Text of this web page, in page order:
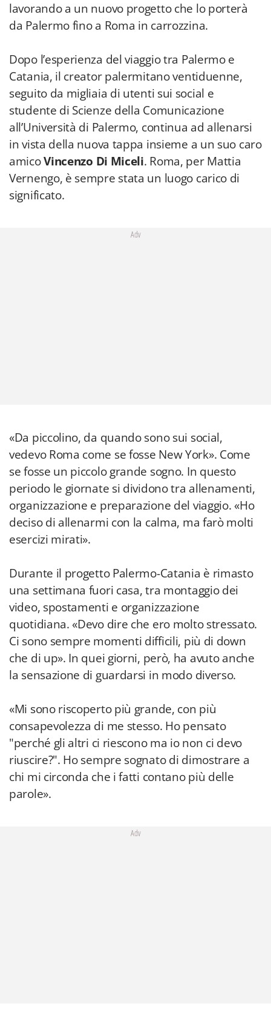
lavorando a un nuovo progetto che lo porterà
da Palermo fino a Roma in carrozzina.
Dopo l’esperienza del viaggio tra Palermo e
Catania, il creator palermitano ventiduenne,
seguito da migliaia di utenti sui social e
studente di Scienze della Comunicazione
all’Università di Palermo, continua ad allenarsi
in vista della nuova tappa insieme a un suo caro
amicoVincenzo Di Miceli. Roma, per Mattia
Vernengo, è sempre stata un luogo carico di
significato.
Adv
«Da piccolino, da quando sono sui social,
vedevo Roma come se fosse New York». Come
se fosse un piccolo grande sogno. In questo
periodo le giornate si dividono tra allenamenti,
organizzazione e preparazione del viaggio. «Ho
deciso di allenarmi con la calma, ma farò molti
esercizi mirati».
Durante il progetto Palermo-Catania è rimasto
una settimana fuori casa, tra montaggio dei
video, spostamenti e organizzazione
quotidiana. «Devo dire che ero molto stressato.
Ci sono sempre momenti difficili, più di down
che di up». In quei giorni, però, ha avuto anche
la sensazione di guardarsi in modo diverso.
«Mi sono riscoperto più grande, con più
consapevolezza di me stesso. Ho pensato
"perché gli altri ci riescono ma io non ci devo
riuscire?". Ho sempre sognato di dimostrare a
chi mi circonda che i fatti contano più delle
parole».
Adv